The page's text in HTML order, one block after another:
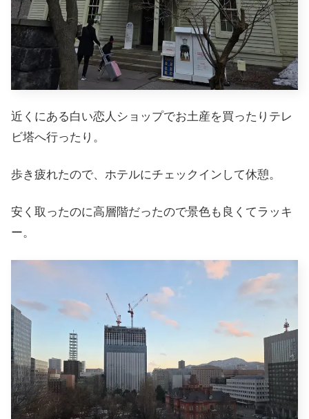
近くにある白い恋人ショップでお土産を買ったりテレ
ビ塔へ行ったり。
歩き疲れたので、ホテルにチェックインして休憩。
安く取ったのに高層階だったので景色も良くてラッキ
ー。